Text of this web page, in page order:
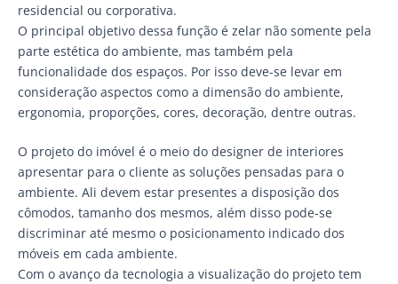
residencial ou corporativa.
O principal objetivo dessa função é zelar não somente pela
parte estética do ambiente, mas também pela
funcionalidade dos espaços. Por isso deve-se levar em
consideração aspectos como a dimensão do ambiente,
ergonomia, proporções, cores, decoração, dentre outras.
O projeto do imóvel é o meio do designer de interiores
apresentar para o cliente as soluções pensadas para o
ambiente. Ali devem estar presentes a disposição dos
cômodos, tamanho dos mesmos, além disso pode-se
discriminar até mesmo o posicionamento indicado dos
móveis em cada ambiente.
Com o avanço da tecnologia a visualização do projeto tem